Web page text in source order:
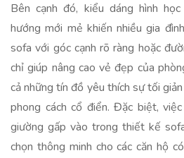
Bên cạnh đó, kiểu dáng hình
hướng mới mẻ khiến nhiều gia
sofa với góc cạnh rõ ràng hoặc
chỉ giúp nâng cao vẻ đẹp của
cả những tín đồ yêu thích sự tối
phong cách cổ điển. Đặc biệt,
giường gấp vào trong thiết kế
chọn thông minh cho các căn hộ